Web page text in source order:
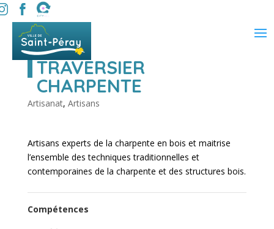
TRAVERSIER
CHARPENTE
Artisanat, Artisans
Artisans experts de la charpente en bois et maitrise
l’ensemble des techniques traditionnelles et
contemporaines de la charpente et des structures bois.
Compétences